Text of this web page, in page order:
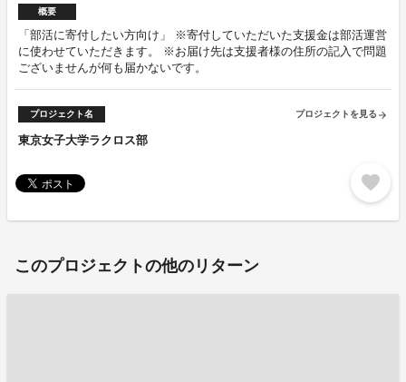
概要
「部活に寄付したい方向け」 ※寄付していただいた支援金は部活運営
に使わせていただきます。 ※お届け先は支援者様の住所の記入で問題
ございませんが何も届かないです。
プロジェクト名 プロジェクトを見る arrow_forward
東京女子大学ラクロス部
favorite
このプロジェクトの他のリターン